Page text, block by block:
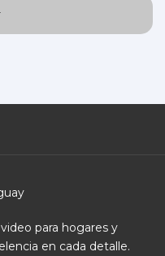
para hogares y
en cada detalle.